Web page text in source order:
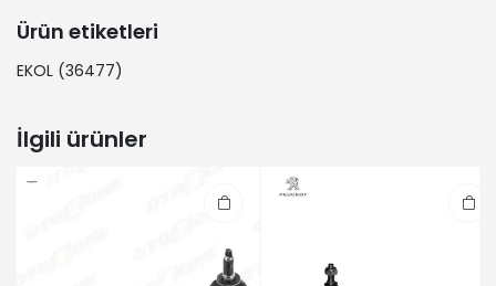
Ürün etiketleri
EKOL (36477)
İlgili ürünler